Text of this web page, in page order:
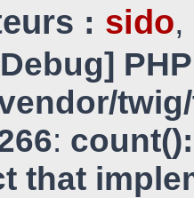
: sido,
:
that